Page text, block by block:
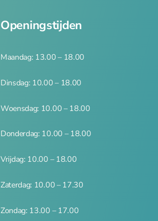
Openingstijden
Maandag: 13.00 – 18.00
Dinsdag: 10.00 – 18.00
Woensdag: 10.00 – 18.00
Donderdag: 10.00 – 18.00
Vrijdag: 10.00 – 18.00
Zaterdag: 10.00 – 17.30
Zondag: 13.00 – 17.00